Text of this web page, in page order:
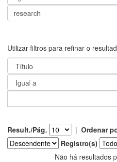
Utilizar filtros para refinar o
Result./Pág. | Ordenar
Registro(s)
Não há resultados